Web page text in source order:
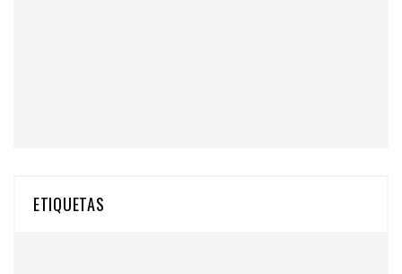
ETIQUETAS